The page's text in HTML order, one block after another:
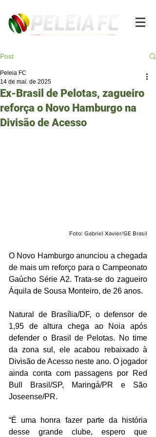
Post
Ex-Brasil de Pelotas, zagueiro
reforça o Novo Hamburgo na
Divisão de Acesso
Peleia FC
14 de mai. de 2025
Foto: Gabriel Xavier/GE Brasil
O Novo Hamburgo anunciou a chegada
de mais um reforço para o Campeonato
Gaúcho Série A2. Trata-se do zagueiro
Áquila de Sousa Monteiro, de 26 anos.
Natural de Brasília/DF, o defensor de
1,95 de altura chega ao Noia após
defender o Brasil de Pelotas. No time
da zona sul, ele acabou rebaixado à
Divisão de Acesso neste ano. O jogador
ainda conta com passagens por Red
Bull Brasil/SP, Maringá/PR e São
Joseense/PR.
“É uma honra fazer parte da história
desse grande clube, espero que